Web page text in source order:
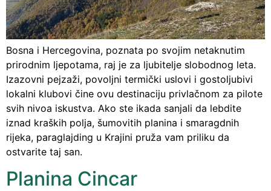
Bosna i Hercegovina, poznata po svojim netaknutim
prirodnim ljepotama, raj je za ljubitelje slobodnog leta.
Izazovni pejzaži, povoljni termički uslovi i gostoljubivi
lokalni klubovi čine ovu destinaciju privlačnom za pilote
svih nivoa iskustva. Ako ste ikada sanjali da lebdite
iznad kraških polja, šumovitih planina i smaragdnih
rijeka, paraglajding u Krajini pruža vam priliku da
ostvarite taj san.
Planina Cincar